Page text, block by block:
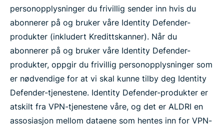
personopplysninger du frivillig sender inn hvis du
abonnerer på og bruker våre Identity Defender-
produkter (inkludert Kredittskanner). Når du
abonnerer på og bruker våre Identity Defender-
produkter, oppgir du frivillig personopplysninger som
er nødvendige for at vi skal kunne tilby deg Identity
Defender-tjenestene. Identity Defender-produkter er
atskilt fra VPN-tjenestene våre, og det er ALDRI en
assosiasjon mellom dataene som hentes inn for VPN-